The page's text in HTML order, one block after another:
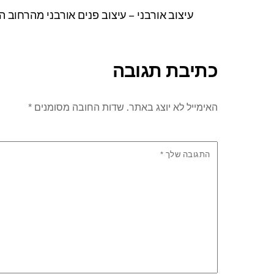
עיצוב אורבני – עיצוב פנים אורבני מהרחוב
כתיבת תגובה
האימייל לא יוצג באתר. שדות החובה מסומנים *
התגובה שלך *